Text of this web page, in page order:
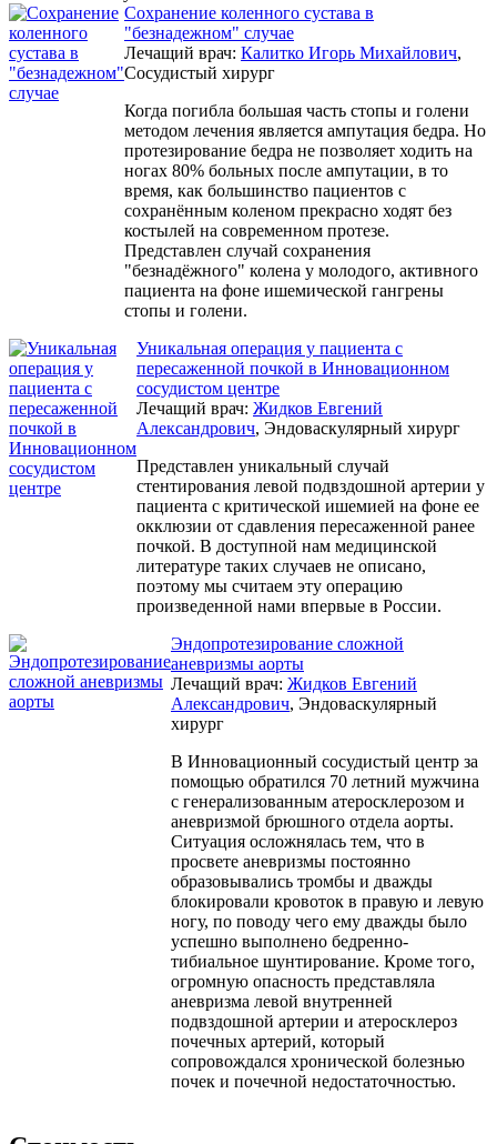
Сохранение коленного сустава в
"безнадежном" случае
Лечащий врач: Калитко Игорь Михайлович,
Сосудистый хирург
Когда погибла большая часть стопы и голени
методом лечения является ампутация бедра. Но
протезирование бедра не позволяет ходить на
ногах 80% больных после ампутации, в то
время, как большинство пациентов с
сохранённым коленом прекрасно ходят без
костылей на современном протезе.
Представлен случай сохранения
"безнадёжного" колена у молодого, активного
пациента на фоне ишемической гангрены
стопы и голени.
Уникальная операция у пациента с
пересаженной почкой в Инновационном
сосудистом центре
Лечащий врач: Жидков Евгений
Александрович, Эндоваскулярный хирург
Представлен уникальный случай
стентирования левой подвздошной артерии у
пациента с критической ишемией на фоне ее
окклюзии от сдавления пересаженной ранее
почкой. В доступной нам медицинской
литературе таких случаев не описано,
поэтому мы считаем эту операцию
произведенной нами впервые в России.
Эндопротезирование сложной
аневризмы аорты
Лечащий врач: Жидков Евгений
Александрович, Эндоваскулярный
хирург
В Инновационный сосудистый центр за
помощью обратился 70 летний мужчина
с генерализованным атеросклерозом и
аневризмой брюшного отдела аорты.
Ситуация осложнялась тем, что в
просвете аневризмы постоянно
образовывались тромбы и дважды
блокировали кровоток в правую и левую
ногу, по поводу чего ему дважды было
успешно выполнено бедренно-
тибиальное шунтирование. Кроме того,
огромную опасность представляла
аневризма левой внутренней
подвздошной артерии и атеросклероз
почечных артерий, который
сопровождался хронической болезнью
почек и почечной недостаточностью.